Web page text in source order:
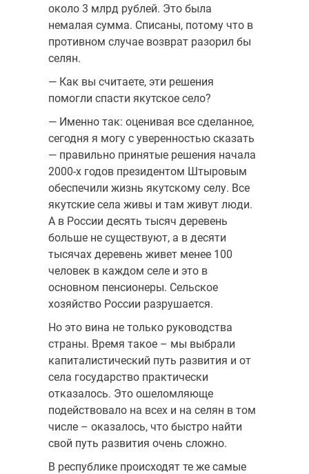
около 3 млрд рублей. Это была
немалая сумма. Списаны, потому что в
противном случае возврат разорил бы
селян.
— Как вы считаете, эти решения
помогли спасти якутское село?
— Именно так: оценивая все сделанное,
сегодня я могу с уверенностью сказать
— правильно принятые решения начала
2000-х годов президентом Штыровым
обеспечили жизнь якутскому селу. Все
якутские села живы и там живут люди.
А в России десять тысяч деревень
больше не существуют, а в десяти
тысячах деревень живет менее 100
человек в каждом селе и это в
основном пенсионеры. Сельское
хозяйство России разрушается.
Но это вина не только руководства
страны. Время такое – мы выбрали
капиталистический путь развития и от
села государство практически
отказалось. Это ошеломляюще
подействовало на всех и на селян в том
числе – оказалось, что быстро найти
свой путь развития очень сложно.
В республике происходят те же самые